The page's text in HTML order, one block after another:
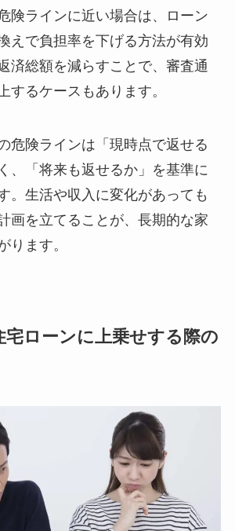
険ラインに近い場合は、ローン
えで負担率を下げる方法が有効
済総額を減らすことで、審査通
するケースもあります。
危険ラインは「現時点で返せる
、「将来も返せるか」を基準に
。生活や収入に変化があっても
画を立てることが、長期的な家
ります。
宅ローンに上乗せする際の